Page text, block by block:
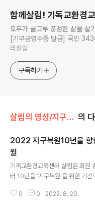
함께살림! 기독교환경
모두가 골고루 풍성한 삶을 살
[기부금영수증 발급] 국민
리살림
구독하기
살림의 영성/지구복원 10년을 향한 생태 살림 기도 의
2022 지구복원10년을 향
월
기독교환경교육센터 살림은 회원
터 10년을 ‘지구복원'을 위한 기간
0년 살림교육행동'으로서 2021년
0 0 2022. 8. 20.